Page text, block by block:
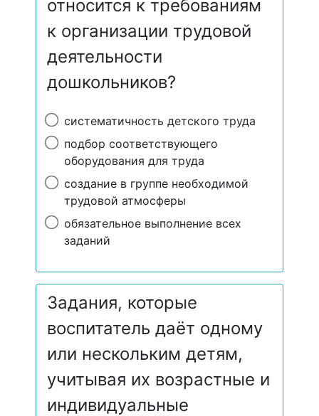
относится к требованиям
к организации трудовой
деятельности
дошкольников?
систематичность детского труда
подбор соответствующего
оборудования для труда
создание в группе необходимой
трудовой атмосферы
обязательное выполнение всех
заданий
Задания, которые
воспитатель даёт одному
или нескольким детям,
учитывая их возрастные и
индивидуальные